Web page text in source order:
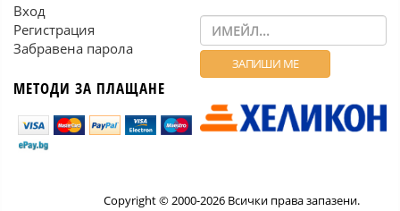
Вход
Регистрация
Забравена парола
МЕТОДИ ЗА ПЛАЩАНЕ
Copyright © 2000-2026 Всички права запазени.